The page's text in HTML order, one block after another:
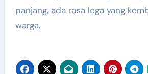
panjang, ada rasa lega yang
warga.